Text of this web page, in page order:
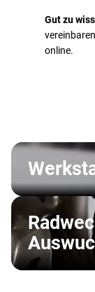
Gut zu
online.